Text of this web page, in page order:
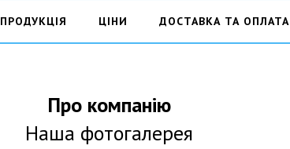
ПРОДУКЦІЯ ЦІНИ ДОСТАВКА ТА ОПЛАТА
Про компанію
Наша фотогалерея